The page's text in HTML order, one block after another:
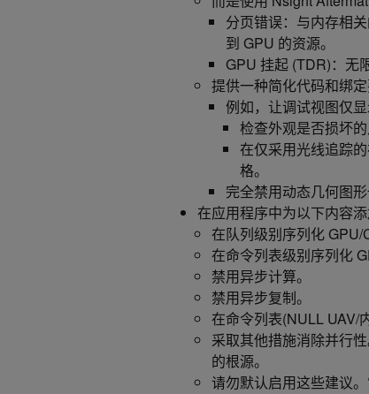
分页错误：与内存相
到 GPU 的资源。
GPU 挂起 (TDR)：无
提供一种简化代码和绑
例如，让调试视图仅
检查外观是否损坏
在仅采用光线追踪
格。
完全禁用动态几何图
在应用程序中为以下内容添
在队列级别序列化 GPU/
在命令列表级别序列化
禁用异步计算。
禁用异步复制。
在命令列表(NULL UAV/
采取其他措施消除并行
的根源。
请勿默认启用这些建议